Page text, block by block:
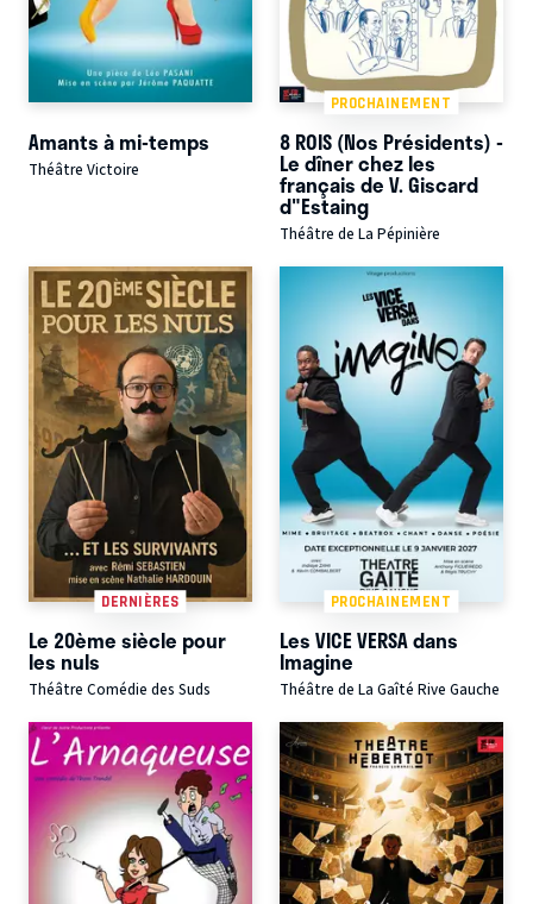
Amants à mi-temps
Théâtre Victoire
PROCHAINEMENT
8 ROIS (Nos Présidents) -
Le dîner chez les
français de V. Giscard
d"Estaing
Théâtre de La Pépinière
DERNIÈRES
Le 20ème siècle pour
les nuls
Théâtre Comédie des Suds
PROCHAINEMENT
Les VICE VERSA dans
Imagine
Théâtre de La Gaîté Rive Gauche